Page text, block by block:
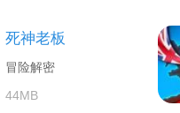
死神老板
冒险解密
44MB